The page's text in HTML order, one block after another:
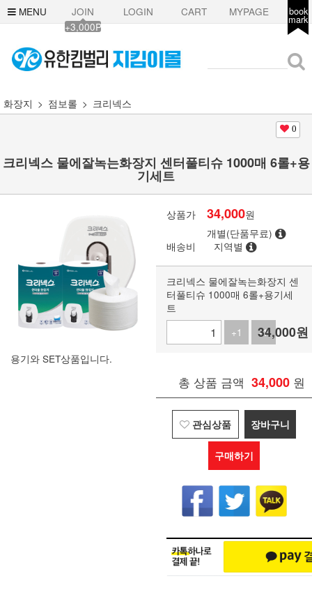
MENU
JOIN
+3,000P
LOGIN CART MYPAGE book
mark
화장지 점보롤 크리넥스
0
크리넥스 물에잘녹는화장지 센터풀티슈 1000매 6롤+용
기세트
용기와 SET상품입니다.
상품가 34,000원
배송비
개별(단품무료)
지역별
크리넥스 물에잘녹는화장지 센
터풀티슈 1000매 6롤+용기세
트
+1
-1
34,000원
총 상품 금액 34,000 원
관심상품 장바구니
구매하기